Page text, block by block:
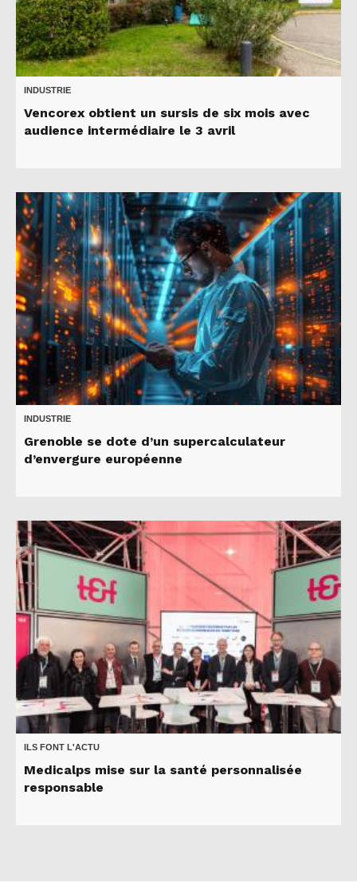
INDUSTRIE
Vencorex obtient un sursis de six mois avec
audience intermédiaire le 3 avril
INDUSTRIE
Grenoble se dote d’un supercalculateur
d’envergure européenne
ILS FONT L'ACTU
Medicalps mise sur la santé personnalisée
responsable